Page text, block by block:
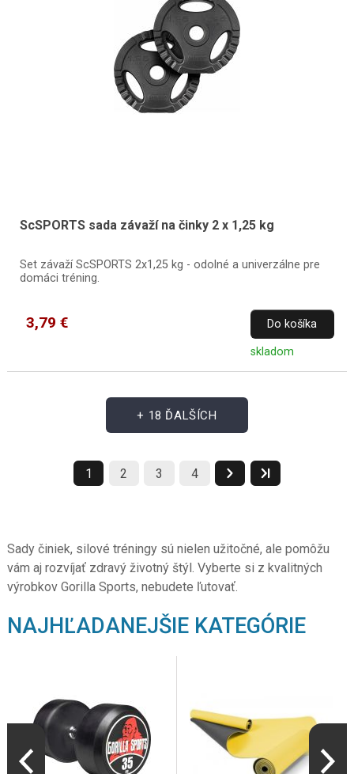
ScSPORTS sada závaží na činky 2 x 1,25 kg
Set závaží ScSPORTS 2x1,25 kg - odolné a univerzálne pre
domáci tréning.
3,79 € Do košíka
skladom
+ 18 ĎALŠÍCH
1 2 3 4
Sady činiek, silové tréningy sú nielen užitočné, ale pomôžu
vám aj rozvíjať zdravý životný štýl. Vyberte si z kvalitných
výrobkov Gorilla Sports, nebudete ľutovať.
NAJHĽADANEJŠIE KATEGÓRIE